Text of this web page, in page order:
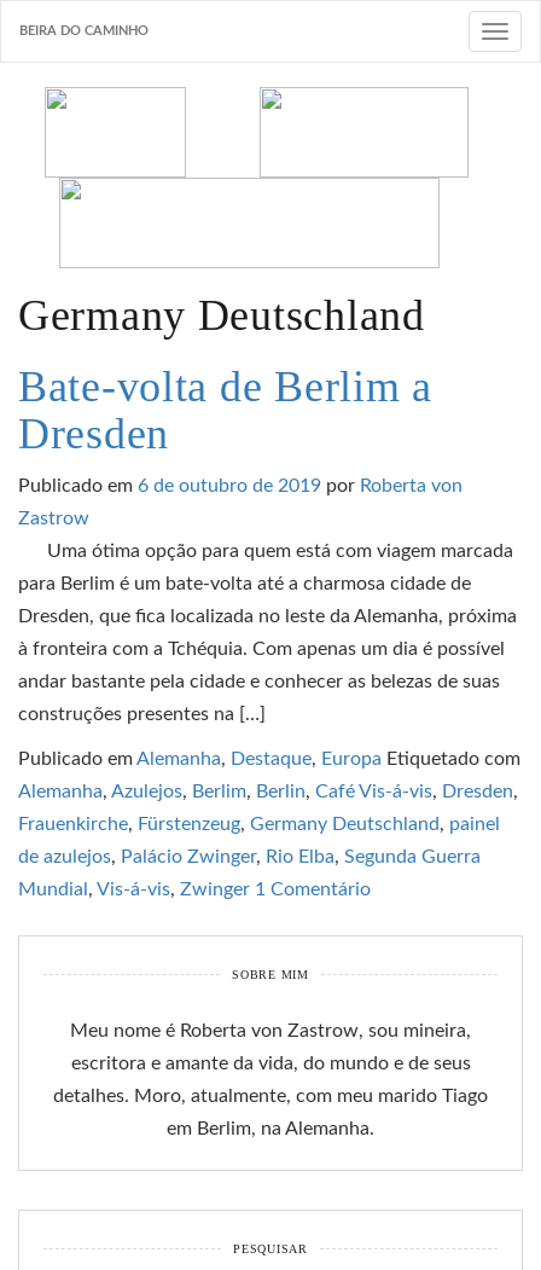
T
BEIRA DO CAMINHO
Germany Deutschland
Bate-volta de Berlim a
Dresden
Publicado em 6 de outubro de 2019 por Roberta von
Zastrow
Uma ótima opção para quem está com viagem marcada
para Berlim é um bate-volta até a charmosa cidade de
Dresden, que fica localizada no leste da Alemanha, próxima
à fronteira com a Tchéquia. Com apenas um dia é possível
andar bastante pela cidade e conhecer as belezas de suas
construções presentes na […]
Publicado emAlemanha, Destaque, Europa Etiquetado com
Alemanha, Azulejos, Berlim, Berlin, Café Vis-á-vis, Dresden,
Frauenkirche, Fürstenzeug, Germany Deutschland, painel
de azulejos, Palácio Zwinger, Rio Elba, Segunda Guerra
Mundial , Vis-á-vis, Zwinger 1 Comentário
SOBRE MIM
Meu nome é Roberta von Zastrow, sou mineira,
escritora e amante da vida, do mundo e de seus
detalhes. Moro, atualmente, com meu marido Tiago
em Berlim, na Alemanha.
PESQUISAR